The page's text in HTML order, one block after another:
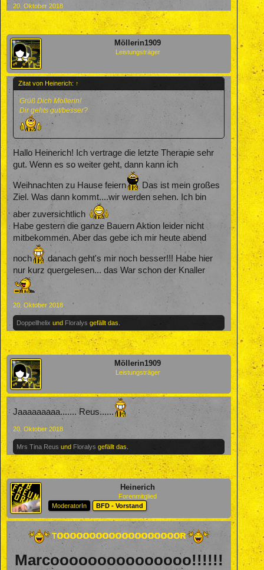
20. Oktober 2018
Möllerin1909
Leistungsträger
Zitat von Heinerich: ↑
Grüß Dich Möllerin!
Dir gehts gut/besser?
Hallo Heinerich! Ich vertrage die letzte Therapie sehr
gut. Wenn es so weiter geht, dann kann ich
Weihnachten zu Hause feiern
Das ist mein großes
Ziel. Was dann kommt....wir werden sehen. Ich bin
aber zuversichtlich
Habe gestern die ganze Bauern Aktion leider nicht
mitbekommen. Aber das gebe ich mir heute abend
noch
danach geht's mir noch besser!!! Habe hier
nur kurz quergelesen... das War schon der Knaller
20. Oktober 2018
Doppellhelix und Floralys gefällt das.
Möllerin1909
Leistungsträger
Jaaaaaaaaa....... Reus......
20. Oktober 2018
Mrs Tina Reus und Floralys gefällt das.
Heinerich
Forenmitglied
ModeratorIn
BFD - Vorstand
Marcooooooooooooooo!!!!!!